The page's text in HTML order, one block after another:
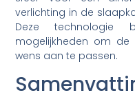
verlichting in de
Deze technologie
mogelijkheden om
wens aan te passen.